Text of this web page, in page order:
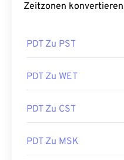
Zeitzonen
PDT Zu PST
PDT Zu WET
PDT Zu CST
PDT Zu MSK